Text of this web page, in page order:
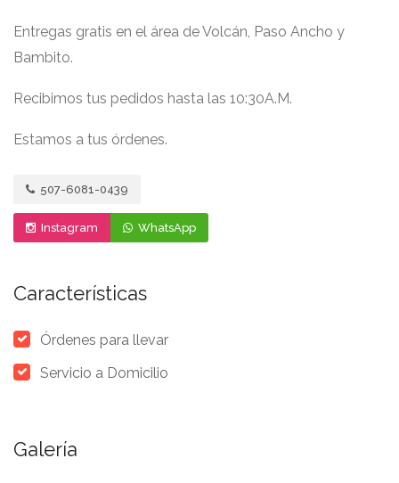
Entregas gratis en el área de Volcán, Paso Ancho y
Bambito.
Recibimos tus pedidos hasta las 10:30A.M.
Estamos a tus órdenes.
507-6081-0439
Instagram WhatsApp
Características
Órdenes para llevar
Servicio a Domicilio
Galería